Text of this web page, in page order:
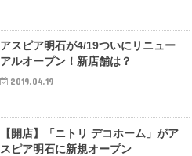
アスピア明石が4/19ついにリニュー
アルオープン！新店舗は？
2019.04.19
【開店】「ニトリ デコホーム」がア
スピア明石に新規オープン